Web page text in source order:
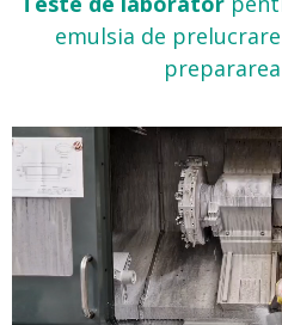
emulsia de